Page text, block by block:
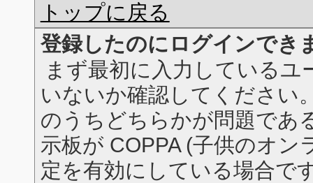
トップに戻る
登録したのにログインでき
まず最初に入力している
いないか確認してください
のうちどちらかが問題であ
示板が COPPA (子供のオ
定を有効にしている場合で